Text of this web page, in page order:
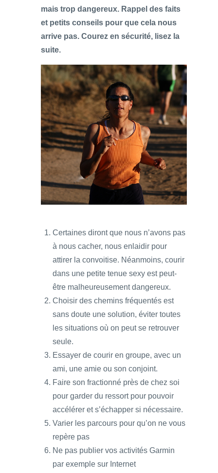
mais trop dangereux. Rappel des faits
et petits conseils pour que cela nous
arrive pas. Courez en sécurité, lisez la
suite.
Certaines diront que nous n’avons pas
à nous cacher, nous enlaidir pour
attirer la convoitise. Néanmoins, courir
dans une petite tenue sexy est peut-
être malheureusement dangereux.
Choisir des chemins fréquentés est
sans doute une solution, éviter toutes
les situations où on peut se retrouver
seule.
Essayer de courir en groupe, avec un
ami, une amie ou son conjoint.
Faire son fractionné près de chez soi
pour garder du ressort pour pouvoir
accélérer et s’échapper si nécessaire.
Varier les parcours pour qu’on ne vous
repère pas
Ne pas publier vos activités Garmin
par exemple sur Internet